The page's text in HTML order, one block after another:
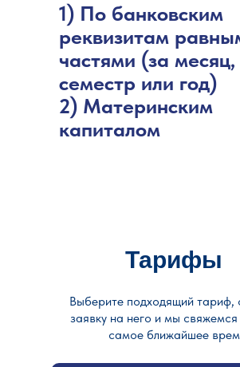
1) По банковским
реквизитам
частями (за месяц,
семестр или год)
2) Материнским
капиталом
Тарифы
Выберите подходящий тариф,
заявку на него и мы
самое ближайшее